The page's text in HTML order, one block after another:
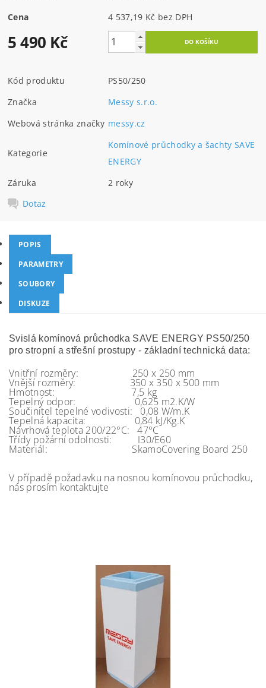
Cena 4 537,19 Kč bez DPH
5 490 Kč
Kód produktu
PS50/250
Značka
Messy s.r.o.
Webová stránka značky messy.cz
Kategorie
Komínové průchodky a šachty SAVE
ENERGY
Záruka
2 roky
Dotaz
POPIS
PARAMETRY
SOUBORY
DISKUZE
Svislá komínová průchodka SAVE ENERGY PS50/250
pro stropní a střešní prostupy - základní technická data:
Vnitřní rozměry: 250 x 250 mm
Vnější rozměry: 350 x 350 x 500 mm
Hmotnost: 7,5 kg
Tepelný odpor: 0,625 m2.K/W
Součinitel tepelné vodivosti: 0,08 W/m.K
Tepelná kapacita: 0,84 kJ/Kg.K
Návrhová teplota 200/22°C: 47°C
Třídy požární odolnosti: I30/E60
Materiál: SkamoCovering Board 250
V případě požadavku na nosnou komínovou průchodku,
nás prosím kontaktujte